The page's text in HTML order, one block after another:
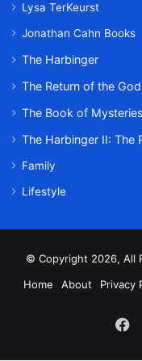
Lysa TerKeurst
Jonathan Cahn Books
The Harbinger
The Return of the
The Book of Mysteries
The Harbinger II: The
Family
Lifestyle
© Copyright 2026, All
Home
About Privacy